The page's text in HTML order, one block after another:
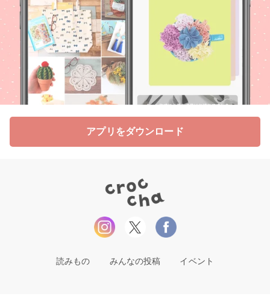
アプリをダウンロード
読みもの みんなの投稿 イベント